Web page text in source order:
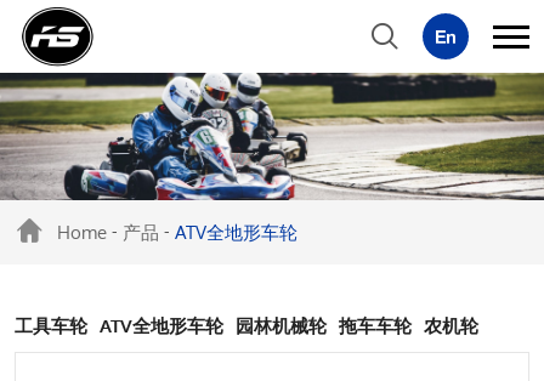
Home - 产品 - ATV全地形车轮
工具车轮 ATV全地形车轮 园林机械轮 拖车车轮 农机轮